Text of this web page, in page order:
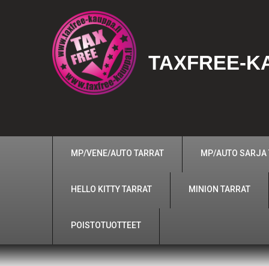
TAXFREE-
MP/VENE/AUTO TARRAT MP/AUTO SARJA
HELLO KITTY TARRAT MINION TARRAT
POISTOTUOTTEET